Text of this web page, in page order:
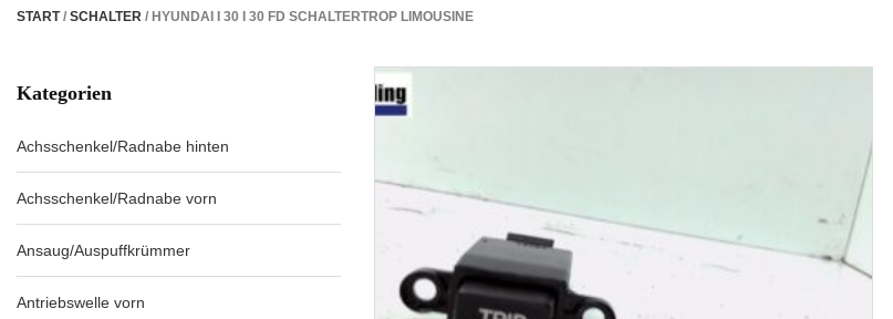
START/ SCHALTER / HYUNDAI I 30 I 30 FD SCHALTERTROP LIMOUSINE
Kategorien
Achsschenkel/Radnabe hinten
Achsschenkel/Radnabe vorn
Ansaug/Auspuffkrümmer
Antriebswelle vorn